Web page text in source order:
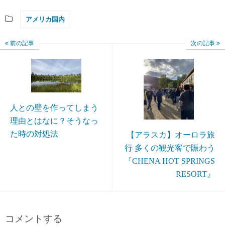
アメリカ国内
前の記事
人との壁を作ってしまう
理由とはなに？そうなっ
た時の対処法
次の記事
【アラスカ】オーロラ旅
行 多くの観光客で賑わう
『CHENA HOT SPRINGS
RESORT』
コメントする